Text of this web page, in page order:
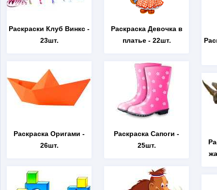
Раскраски Клуб Винкс -
23шт.
Раскраска Оригами -
26шт.
Раскраска Девочка в
платье- 22шт.
Раскраска Сапоги -
25шт.